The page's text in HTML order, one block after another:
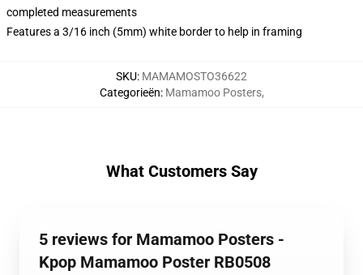
completed measurements
Features a 3/16 inch (5mm) white border to help in framing
SKU: MAMAMOSTO36622
Categorieën: Mamamoo Posters,
What Customers Say
5 reviews for Mamamoo Posters -
Kpop Mamamoo Poster RB0508